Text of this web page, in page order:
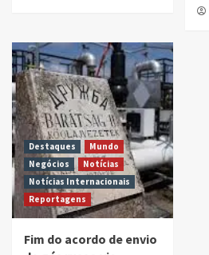
Destaques
Mundo
Negócios
Notícias
Notícias Internacionais
Reportagens
Fim do acordo de envio